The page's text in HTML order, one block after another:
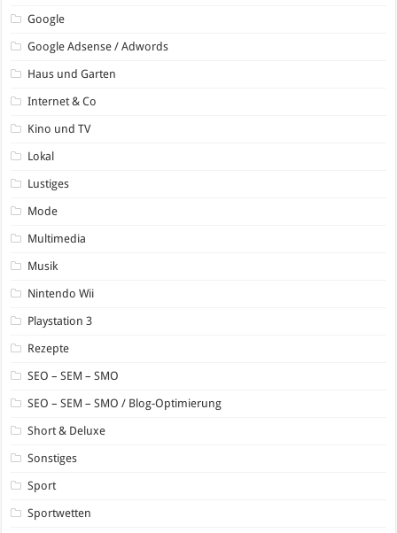
Google
Google Adsense / Adwords
Haus und Garten
Internet & Co
Kino und TV
Lokal
Lustiges
Mode
Multimedia
Musik
Nintendo Wii
Playstation 3
Rezepte
SEO – SEM – SMO
SEO – SEM – SMO / Blog-Optimierung
Short & Deluxe
Sonstiges
Sport
Sportwetten